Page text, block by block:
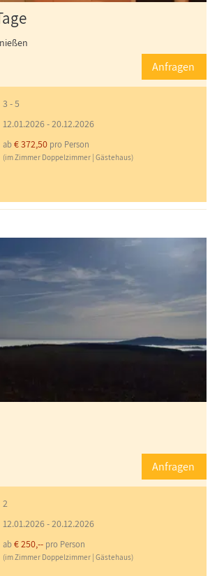
Anfragen
3 - 5
12.01.2026-20.12.2026
ab€ 372,50 pro Person
(im Zimmer Doppelzimmer | Gästehaus)
Anfragen
2
12.01.2026-20.12.2026
ab€ 250,-- pro Person
(im Zimmer Doppelzimmer | Gästehaus)